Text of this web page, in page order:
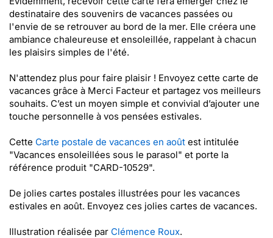
destinataire des souvenirs de vacances passées ou
l'envie de se retrouver au bord de la mer. Elle créera une
ambiance chaleureuse et ensoleillée, rappelant à chacun
les plaisirs simples de l'été.
N'attendez plus pour faire plaisir ! Envoyez cette carte de
vacances grâce à Merci Facteur et partagez vos meilleurs
souhaits. C’est un moyen simple et convivial d’ajouter une
touche personnelle à vos pensées estivales.
Cette Carte postale de vacances en août est intitulée
"Vacances ensoleillées sous le parasol" et porte la
référence produit "CARD-10529".
De jolies cartes postales illustrées pour les vacances
estivales en août. Envoyez ces jolies cartes de vacances.
Illustration réalisée par Clémence Roux.